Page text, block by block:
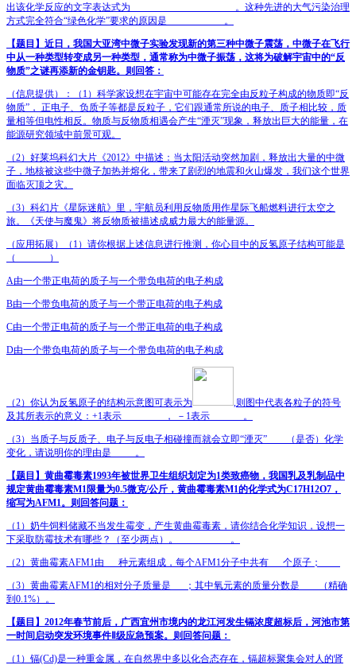
出该化学反应的文字表达式为
。这种先进的大气污染治理
方式完全符合“绿色化学”要求的原因是
。
【题目】 近日，我国大亚湾中微子实验发现新的第三种中微子震荡，中微子在飞行
中从一种类型转变成另一种类型，通常称为中微子振荡，这将为破解宇宙中的“反
物质”之谜再添新的金钥匙。则回答：
（信息提供）：（ 1）科学家设想在宇宙中可能存在完全由反粒子构成的物质即“反
物质”， 正电子、负质子等都是反粒子，它们跟通常所说的电子、质子相比较，质
量相等但电性相反。物质与反物质相遇会产生“湮灭”现象，释放出巨大的能量，在
能源研究领域中前景可观。
（2）好莱坞科幻大片《2012》中描述：当太阳活动突然加剧，释放出大量的中微
子，地核被这些中微子加热并熔化，带来了剧烈的地震和火山爆发，我们这个世界
面临灭顶之灾。
（3）科幻片《星际迷航》里，宇航员利用反物质用作星际飞船燃料进行太空之
旅。《天使与魔鬼》将反物质被描述成威力最大的能量源。
（应用拓展）（ 1）请你根据上述信息进行推测，你心目中的反氢原子结构可能是
（
）
A由一个带正电荷的质子与一个带负电荷的电子构成
B由一个带负电荷的质子与一个带正电荷的电子构成
C由一个带正电荷的质子与一个带正电荷的电子构成
D由一个带负电荷的质子与一个带负电荷的电子构成
（2）你认为反氢原子的结构示意图可表示为 ,则图中代表各粒子的符号
及其所表示的意义： +1表示 ， － 1表示 。
（3）当质子与反质子、电子与反电子相碰撞而就会立即“湮灭”
（是否）化学
变化，请说明你的理由是
。
【题目】 黄曲霉毒素1993年被世界卫生组织划定为1类致癌物，我国乳及乳制品中
规定黄曲霉毒素M1限量为0.5微克/公斤，黄曲霉毒素M1的化学式为C17H12O7 ，
缩写为AFM1。则回答问题：
（ 1）奶牛饲料储藏不当发生霉变，产生黄曲霉毒素，请你结合化学知识，设想一
下采取防霉技术有哪些？（至少两点）。
。
（2）黄曲霉素AFM1由 种元素组成，每个AFM1分子中共有 个原子；
（3）黄曲霉素AFM1的相对分子质量是 ；其中氧元素的质量分数是
（精确
到 0.1%）。
【题目】 2012年春节前后，广西宜州市境内的龙江河发生镉浓度超标后，河池市第
一时间启动突发环境事件Ⅱ级应急预案。则回答问题：
（ 1）镉(Cd)是一种重金属，在自然界中多以化合态存在，镉超标聚集会对人的肾